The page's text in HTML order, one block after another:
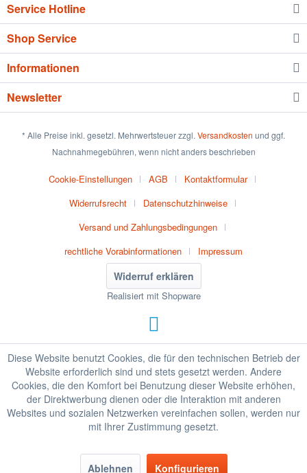
Service Hotline
Shop Service
Informationen
Newsletter
* Alle Preise inkl. gesetzl. Mehrwertsteuer zzgl. Versandkosten und ggf.
Nachnahmegebühren, wenn nicht anders beschrieben
Cookie-Einstellungen AGB
Kontaktformular
Widerrufsrecht
Datenschutzhinweise
Versand und Zahlungsbedingungen
rechtliche Vorabinformationen
Impressum
Widerruf erklären
Realisiert mit Shopware
Diese Website benutzt Cookies, die für den technischen Betrieb der
Website erforderlich sind und stets gesetzt werden. Andere
Cookies, die den Komfort bei Benutzung dieser Website erhöhen,
der Direktwerbung dienen oder die Interaktion mit anderen
Websites und sozialen Netzwerken vereinfachen sollen, werden nur
mit Ihrer Zustimmung gesetzt.
Ablehnen Konfigurieren